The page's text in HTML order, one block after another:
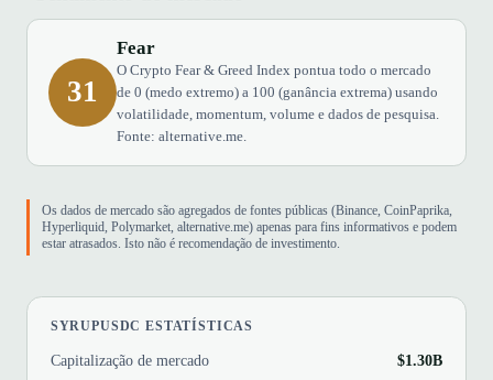
31
Fear
O Crypto Fear & Greed Index pontua todo o mercado
de 0 (medo extremo) a 100 (ganância extrema) usando
volatilidade, momentum, volume e dados de pesquisa.
Fonte: alternative.me.
Os dados de mercado são agregados de fontes públicas (Binance, CoinPaprika,
Hyperliquid, Polymarket, alternative.me) apenas para fins informativos e podem
estar atrasados. Isto não é recomendação de investimento.
SYRUPUSDC ESTATÍSTICAS
Capitalização de mercado $1.30B